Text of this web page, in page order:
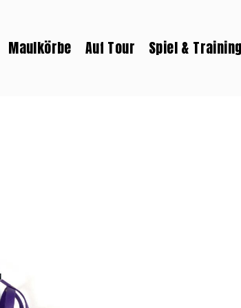
Maulkörbe Auf Tour Spiel & Training